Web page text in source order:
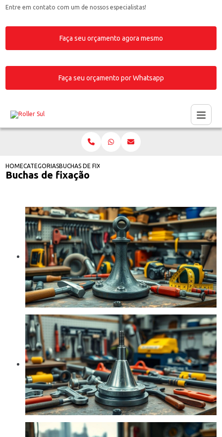
Entre em contato com um de nossos especialistas!
Faça seu orçamento agora mesmo
Faça seu orçamento por Whatsapp
HOMECATEGORIASBUCHAS DE FIXAÇÃO
Buchas de fixação